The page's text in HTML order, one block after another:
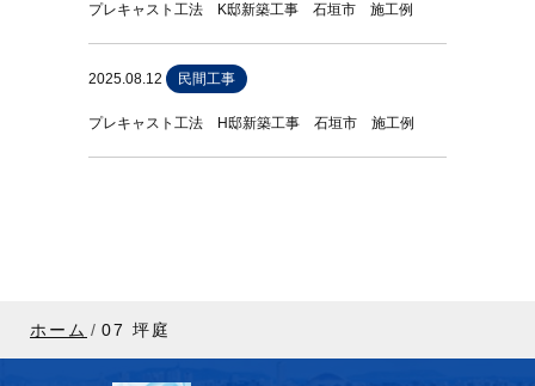
プレキャスト工法 K邸新築工事 石垣市 施工例
2025.08.12 民間工事
プレキャスト工法 H邸新築工事 石垣市 施工例
ホーム 07 坪庭